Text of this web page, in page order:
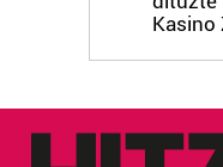
Kasino